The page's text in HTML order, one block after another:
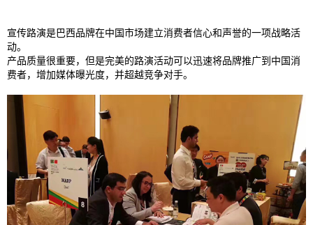
宣传路演是巴西品牌在中国市场建立消费者信心和声誉的一项战略活
动。
产品质量很重要，但是完美的路演活动可以迅速将品牌推广到中国消
费者，增加媒体曝光度，并超越竞争对手。